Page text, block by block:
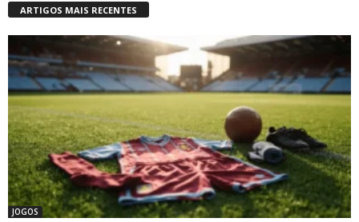
ARTIGOS MAIS RECENTES
JOGOS